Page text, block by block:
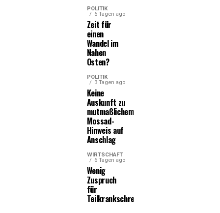
POLITIK
6 Tagen ago
Zeit für
einen
Wandel im
Nahen
Osten?
POLITIK
3 Tagen ago
Keine
Auskunft zu
mutmaßlichem
Mossad-
Hinweis auf
Anschlag
WIRTSCHAFT
6 Tagen ago
Wenig
Zuspruch
für
Teilkrankschreibung